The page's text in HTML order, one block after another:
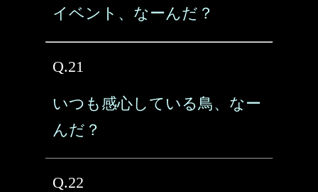
イベント、なーんだ？
Q.21
いつも感心している鳥、なー
んだ？
Q.22